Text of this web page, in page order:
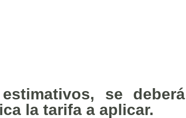
se
la tarifa a aplicar.